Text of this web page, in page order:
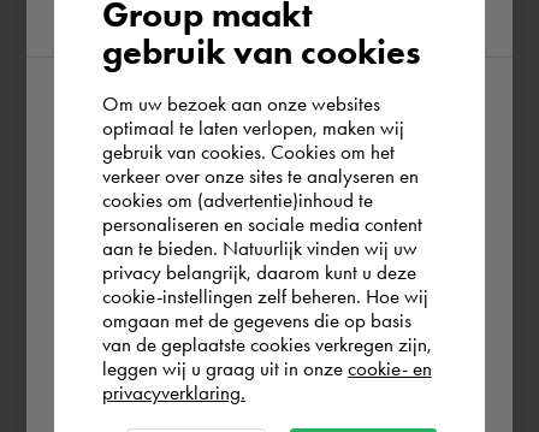
Bei Cadac unterscheiden wir zwischen Vertrieb, Service
und Support. Vertrieb und Service ist für uns
selbstverständlich. Wir helfen Ihnen beim Kauf Ihres
Produkts, Ihrer Dienstleistung, Schulung oder Ihres
Experten und sorgen dafür, dass Sie problemlos
loslegen können. Kostenlos und umsonst. Sie können Ihre
Software problemlos starten, wir sorgen dafür, dass Sie
das Beste aus Ihrer Software herausholen.
Haben Sie technische Softwareprobleme? Dann kannst
du Cadac Support nutzen. Indem wir die richtigen
Informationen einreichen, können wir Ihnen so schnell
wie möglich helfen
region
According to us you are situated in Rest of
the world. Please confirm in which country
you wish to shop.
Schweiz
Rest of the world
Group maakt
gebruik van cookies
Om uw bezoek aan onze websites
optimaal te laten verlopen, maken wij
gebruik van cookies. Cookies om het
verkeer over onze sites te analyseren en
cookies om (advertentie)inhoud te
personaliseren en sociale media content
aan te bieden. Natuurlijk vinden wij uw
privacy belangrijk, daarom kunt u deze
cookie-instellingen zelf beheren. Hoe wij
omgaan met de gegevens die op basis
van de geplaatste cookies verkregen zijn,
leggen wij u graag uit in onze cookie- en
privacyverklaring.